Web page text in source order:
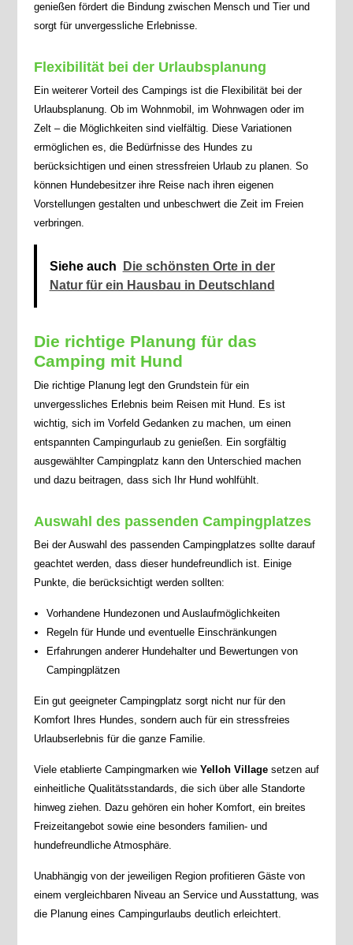
genießen fördert die Bindung zwischen Mensch und Tier und
sorgt für unvergessliche Erlebnisse.
Flexibilität bei der Urlaubsplanung
Ein weiterer Vorteil des Campings ist die Flexibilität bei der
Urlaubsplanung. Ob im Wohnmobil, im Wohnwagen oder im
Zelt – die Möglichkeiten sind vielfältig. Diese Variationen
ermöglichen es, die Bedürfnisse des Hundes zu
berücksichtigen und einen stressfreien Urlaub zu planen. So
können Hundebesitzer ihre Reise nach ihren eigenen
Vorstellungen gestalten und unbeschwert die Zeit im Freien
verbringen.
Siehe auch
Die schönsten Orte in der
Natur für ein Hausbau in Deutschland
Die richtige Planung für das
Camping mit Hund
Die richtige Planung legt den Grundstein für ein
unvergessliches Erlebnis beim Reisen mit Hund. Es ist
wichtig, sich im Vorfeld Gedanken zu machen, um einen
entspannten Campingurlaub zu genießen. Ein sorgfältig
ausgewählter Campingplatz kann den Unterschied machen
und dazu beitragen, dass sich Ihr Hund wohlfühlt.
Auswahl des passenden Campingplatzes
Bei der Auswahl des passenden Campingplatzes sollte darauf
geachtet werden, dass dieser hundefreundlich ist. Einige
Punkte, die berücksichtigt werden sollten:
Vorhandene Hundezonen und Auslaufmöglichkeiten
Regeln für Hunde und eventuelle Einschränkungen
Erfahrungen anderer Hundehalter und Bewertungen von
Campingplätzen
Ein gut geeigneter Campingplatz sorgt nicht nur für den
Komfort Ihres Hundes, sondern auch für ein stressfreies
Urlaubserlebnis für die ganze Familie.
Viele etablierte Campingmarken wie Yelloh Villagesetzen auf
einheitliche Qualitätsstandards, die sich über alle Standorte
hinweg ziehen. Dazu gehören ein hoher Komfort, ein breites
Freizeitangebot sowie eine besonders familien- und
hundefreundliche Atmosphäre.
Unabhängig von der jeweiligen Region profitieren Gäste von
einem vergleichbaren Niveau an Service und Ausstattung, was
die Planung eines Campingurlaubs deutlich erleichtert.